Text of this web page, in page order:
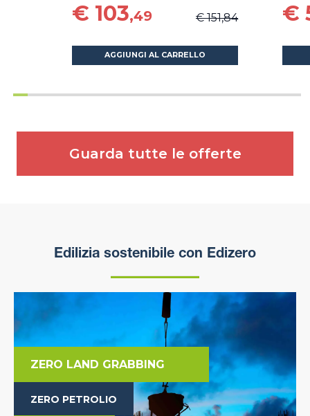
€ 103,49 € 151,84
AGGIUNGI AL CARRELLO
€
Guarda tutte le offerte
Edilizia sostenibile con Edizero
ZERO LAND GRABBING
ZERO PETROLIO